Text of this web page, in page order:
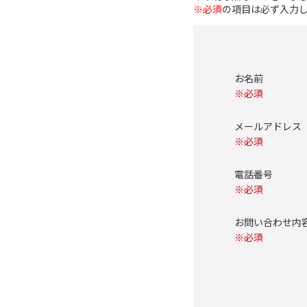
※必須の項目は必ず入力
お名前
※必須
メールアドレス
※必須
電話番号
※必須
お問い合わせ内
※必須